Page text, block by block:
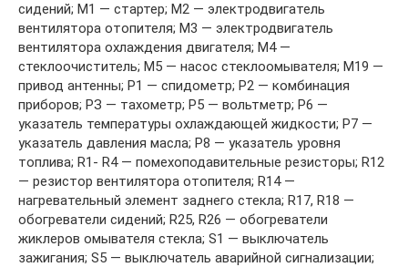
сидений; М1 — стартер; М2 — электродвигатель
вентилятора отопителя; М3 — электродвигатель
вентилятора охлаждения двигателя; М4 —
стеклоочиститель; М5 — насос стеклоомывателя; М19 —
привод антенны; Р1 — спидометр; Р2 — комбинация
приборов; РЗ — тахометр; Р5 — вольтметр; Р6 —
указатель температуры охлаждающей жидкости; Р7 —
указатель давления масла; Р8 — указатель уровня
топлива; R1- R4 — помехоподавительные резисторы; R12
— резистор вентилятора отопителя; R14 —
нагревательный элемент заднего стекла; R17, R18 —
обогреватели сидений; R25, R26 — обогреватели
жиклеров омывателя стекла; S1 — выключатель
зажигания; S5 — выключатель аварийной сигнализации;